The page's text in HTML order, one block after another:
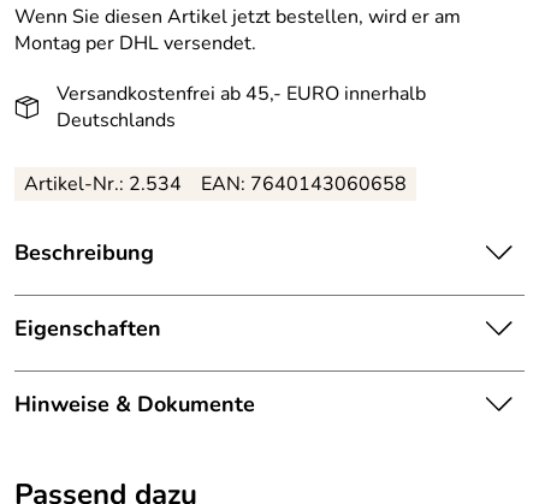
Wenn Sie diesen Artikel jetzt bestellen, wird er am
Montag per DHL versendet.
Versandkostenfrei ab 45,- EURO innerhalb
Deutschlands
Artikel-Nr.: 2.534 EAN: 7640143060658
Beschreibung
VerfeinerndeEffekt-Maskemit straffender Wirkung
Die Kombination aus veredelter
und Heilerde
in der MED BEAUTY swiss Gly Skin Maskverfeinert die
Porenund verhilft der Haut zu einem klaren, feinen und
MED BEAUTY swiss Gly Skin Mask verbessert schnell &
Eigenschaften
Gesichtsmaske
Hinweise & Dokumente
Passend dazu